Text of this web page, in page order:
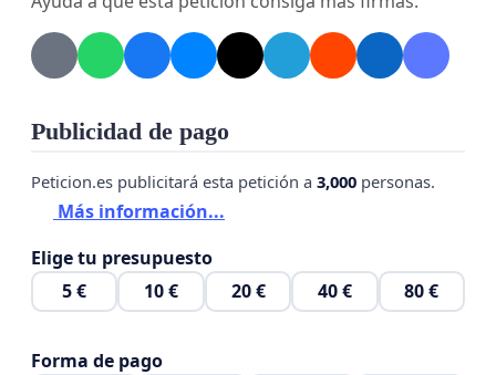
Por eso te pido que firmes esta petición, para
poder realizar actividades con servicio público
sus mismos horarios, tanto entre semana, como
fines de semana y festivos
Gracias por firmar !!!
Gracias por ayudarnos !!!
Begoña
Publicidad de pago
Peticion.es publicitará esta petición a 3,000 personas.
Más información...
Elige tu presupuesto
5 €
10 € 20 € 40 € 80 €
Forma de pago